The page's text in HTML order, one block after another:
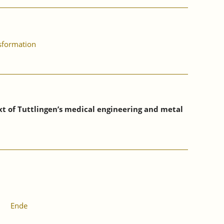
Tuttlingen’s medical engineering and metal
Ende